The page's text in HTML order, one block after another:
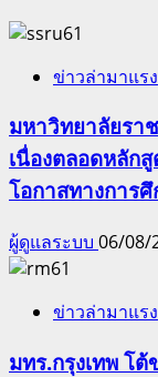
ข่าวล่ามาแรง
มหาวิทยาลัยร
เนื่องตลอดหลัก
โอกาสทางการ
ผู้ดูแลระบบ 06/08/
ข่าวล่ามาแรง
มทร.กรุงเทพ โ